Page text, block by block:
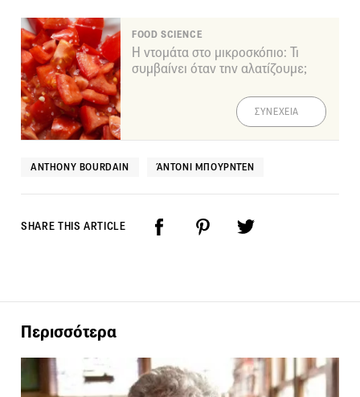
FOOD SCIENCE
Η ντομάτα στο μικροσκόπιο: Τι
συμβαίνει όταν την αλατίζουμε;
ΣΥΝΕΧΕΙΑ
ANTHONY BOURDAIN ΆΝΤΟΝΙ ΜΠΟΥΡΝΤΈΝ
SHARE THIS ARTICLE
Περισσότερα